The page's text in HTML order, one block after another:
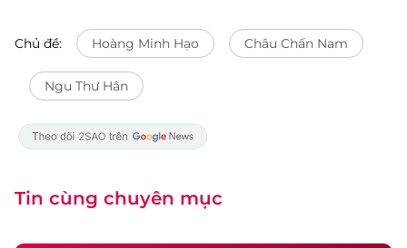
Chủ đề: Hoàng Minh Hạo Châu Chấn Nam
Ngu Thư Hân
Tin cùng chuyên mục